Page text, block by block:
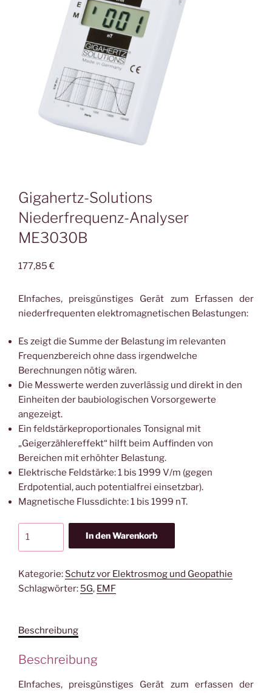
Gigahertz-Solutions
Niederfrequenz-Analyser
ME3030B
177,85€
EInfaches, preisgünstiges Gerät zum Erfassen der
niederfrequenten elektromagnetischen Belastungen:
Es zeigt die Summe der Belastung im relevanten
Frequenzbereich ohne dass irgendwelche
Berechnungen nötig wären.
Die Messwerte werden zuverlässig und direkt in den
Einheiten der baubiologischen Vorsorgewerte
angezeigt.
Ein feldstärkeproportionales Tonsignal mit
„Geigerzählereffekt“ hilft beim Auffinden von
Bereichen mit erhöhter Belastung.
Elektrische Feldstärke: 1 bis 1999 V/m (gegen
Erdpotential, auch potentialfrei einsetzbar).
Magnetische Flussdichte: 1 bis 1999 nT.
Analyser
ME3030B
In den Warenkorb
Kategorie: Schutz vor Elektrosmog und Geopathie
Schlagwörter: 5G, EMF
Beschreibung
Beschreibung
EInfaches, preisgünstiges Gerät zum erfassen der